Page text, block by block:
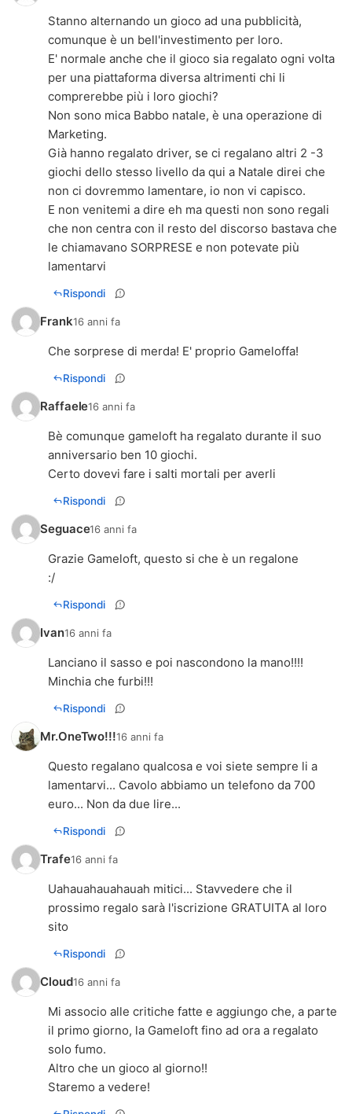
Stanno alternando un gioco ad una pubblicità,
comunque è un bell'investimento per loro.
E' normale anche che il gioco sia regalato ogni volta
per una piattaforma diversa altrimenti chi li
comprerebbe più i loro giochi?
Non sono mica Babbo natale, è una operazione di
Marketing.
Già hanno regalato driver, se ci regalano altri 2 -3
giochi dello stesso livello da qui a Natale direi che
non ci dovremmo lamentare, io non vi capisco.
E non venitemi a dire eh ma questi non sono regali
che non centra con il resto del discorso bastava che
le chiamavano SORPRESE e non potevate più
lamentarvi
Rispondi
Frank16 anni fa
Che sorprese di merda! E' proprio Gameloffa!
Rispondi
Raffaele16 anni fa
Bè comunque gameloft ha regalato durante il suo
anniversario ben 10 giochi.
Certo dovevi fare i salti mortali per averli
Rispondi
Seguace16 anni fa
Grazie Gameloft, questo si che è un regalone
:/
Rispondi
Ivan16 anni fa
Lanciano il sasso e poi nascondono la mano!!!!
Minchia che furbi!!!
Rispondi
Mr.OneTwo!!!16 anni fa
Questo regalano qualcosa e voi siete sempre li a
lamentarvi... Cavolo abbiamo un telefono da 700
euro... Non da due lire...
Rispondi
Trafe16 anni fa
Uahauahauahauah mitici... Stavvedere che il
prossimo regalo sarà l'iscrizione GRATUITA al loro
sito
Rispondi
Cloud16 anni fa
Mi associo alle critiche fatte e aggiungo che, a parte
il primo giorno, la Gameloft fino ad ora a regalato
solo fumo.
Altro che un gioco al giorno!!
Staremo a vedere!